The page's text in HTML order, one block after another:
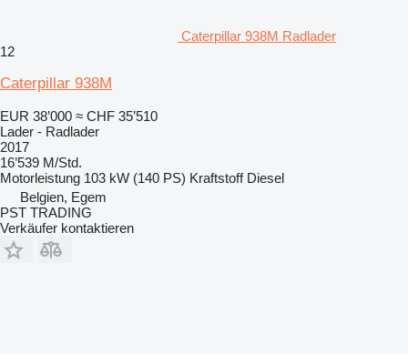
Caterpillar 938M Radlader
12
Caterpillar 938M
EUR 38’000 ≈ CHF 35’510
Lader - Radlader
2017
16’539 M/Std.
Motorleistung 103 kW (140 PS) Kraftstoff Diesel
Belgien, Egem
PST TRADING
Verkäufer kontaktieren